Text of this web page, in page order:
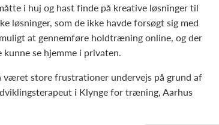
i huj og hast finde på kreative løsninger til
løsninger, som de ikke havde forsøgt sig med
at gennemføre holdtræning online, og der
se hjemme i privaten.
været store frustrationer undervejs på grund af
i Klynge for træning, Aarhus